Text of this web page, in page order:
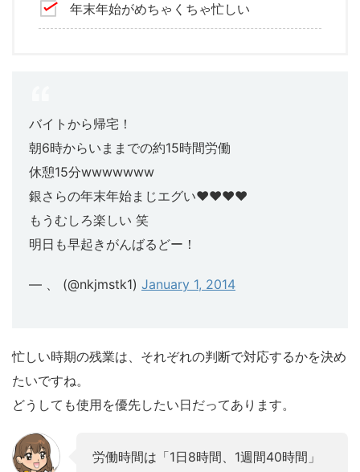
年末年始がめちゃくちゃ忙しい
バイトから帰宅！
朝6時からいままでの約15時間労働
休憩15分wwwwwww
銀さらの年末年始まじエグい♥︎♥︎♥︎♥︎
もうむしろ楽しい 笑
明日も早起きがんばるどー！
— 、 (@nkjmstk1) January 1, 2014
忙しい時期の残業は、それぞれの判断で対応するかを決め
たいですね。
どうしても使用を優先したい日だってあります。
労働時間は「1日8時間、1週間40時間」